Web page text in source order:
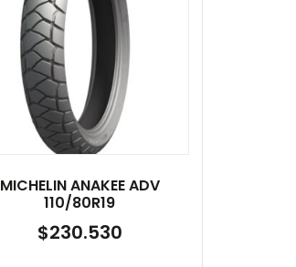
MICHELIN ANAKEE ADV
110/80R19
$230.530